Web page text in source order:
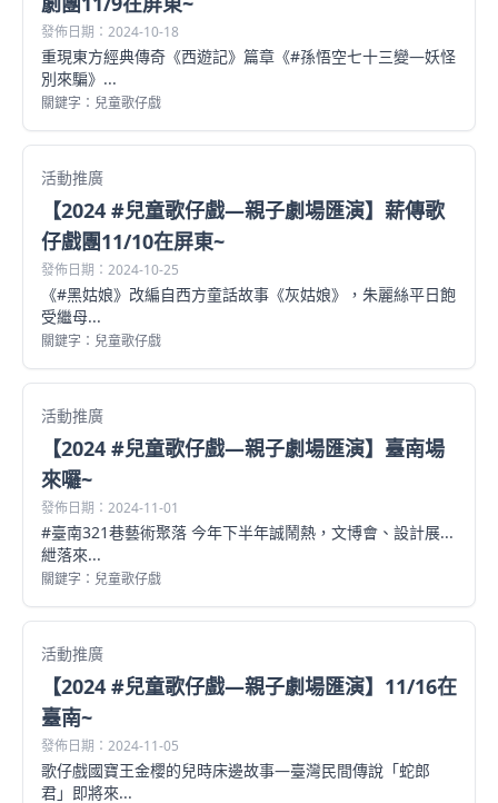
發佈日期：2024-10-18
重現東方經典傳奇《西遊記》篇章《#孫悟空七十三變—妖怪
別來騙》...
關鍵字：兒童歌仔戲
活動推廣
【2024 #兒童歌仔戲—親子劇場匯演】薪傳歌
仔戲團11/10在屏東~
發佈日期：2024-10-25
《#黑姑娘》改編自西方童話故事《灰姑娘》，朱麗絲平日飽
受繼母...
關鍵字：兒童歌仔戲
活動推廣
【2024 #兒童歌仔戲—親子劇場匯演】臺南場
來囉~
發佈日期：2024-11-01
#臺南321巷藝術聚落 今年下半年誠鬧熱，文博會、設計展...
紲落來...
關鍵字：兒童歌仔戲
活動推廣
【2024 #兒童歌仔戲—親子劇場匯演】11/16在
臺南~
發佈日期：2024-11-05
歌仔戲國寶王金櫻的兒時床邊故事—臺灣民間傳說「蛇郎
君」即將來...